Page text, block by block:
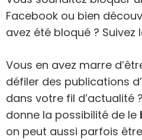
Facebook ou bien
avez été bloqué ? Suivez
Vous en avez marre
défiler des publications
dans votre fil d’actualité ?
donne la possibilité de le
on peut aussi parfois